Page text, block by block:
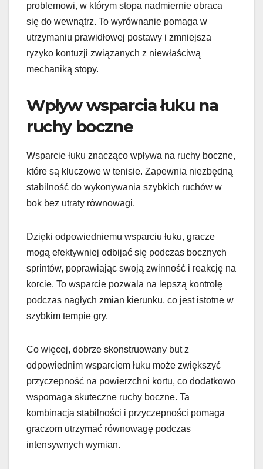
problemowi, w którym stopa nadmiernie obraca
się do wewnątrz. To wyrównanie pomaga w
utrzymaniu prawidłowej postawy i zmniejsza
ryzyko kontuzji związanych z niewłaściwą
mechaniką stopy.
Wpływ wsparcia łuku na
ruchy boczne
Wsparcie łuku znacząco wpływa na ruchy boczne,
które są kluczowe w tenisie. Zapewnia niezbędną
stabilność do wykonywania szybkich ruchów w
bok bez utraty równowagi.
Dzięki odpowiedniemu wsparciu łuku, gracze
mogą efektywniej odbijać się podczas bocznych
sprintów, poprawiając swoją zwinność i reakcję na
korcie. To wsparcie pozwala na lepszą kontrolę
podczas nagłych zmian kierunku, co jest istotne w
szybkim tempie gry.
Co więcej, dobrze skonstruowany but z
odpowiednim wsparciem łuku może zwiększyć
przyczepność na powierzchni kortu, co dodatkowo
wspomaga skuteczne ruchy boczne. Ta
kombinacja stabilności i przyczepności pomaga
graczom utrzymać równowagę podczas
intensywnych wymian.